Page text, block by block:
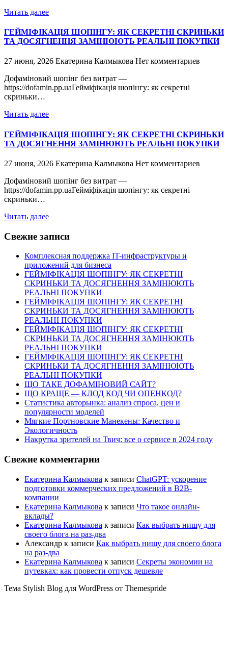
Читать далее
ГЕЙМІФІКАЦІЯ ШОПІНГУ: ЯК СЕКРЕТНІ СКРИНЬКИ
ТА ДОСЯГНЕННЯ ЗАМІНЮЮТЬ РЕАЛЬНІ ПОКУПКИ
27 июня, 2026 Екатерина Калмыкова Нет комментариев
Дофаміновий шопінг без витрат —
https://dofamin.pp.uaГейміфікація шопінгу: як секретні
скриньки…
Читать далее
ГЕЙМІФІКАЦІЯ ШОПІНГУ: ЯК СЕКРЕТНІ СКРИНЬКИ
ТА ДОСЯГНЕННЯ ЗАМІНЮЮТЬ РЕАЛЬНІ ПОКУПКИ
27 июня, 2026 Екатерина Калмыкова Нет комментариев
Дофаміновий шопінг без витрат —
https://dofamin.pp.uaГейміфікація шопінгу: як секретні
скриньки…
Читать далее
Свежие записи
Комплексная поддержка IT-инфраструктуры и
приложений для бизнеса
ГЕЙМІФІКАЦІЯ ШОПІНГУ: ЯК СЕКРЕТНІ
СКРИНЬКИ ТА ДОСЯГНЕННЯ ЗАМІНЮЮТЬ
РЕАЛЬНІ ПОКУПКИ
ГЕЙМІФІКАЦІЯ ШОПІНГУ: ЯК СЕКРЕТНІ
СКРИНЬКИ ТА ДОСЯГНЕННЯ ЗАМІНЮЮТЬ
РЕАЛЬНІ ПОКУПКИ
ГЕЙМІФІКАЦІЯ ШОПІНГУ: ЯК СЕКРЕТНІ
СКРИНЬКИ ТА ДОСЯГНЕННЯ ЗАМІНЮЮТЬ
РЕАЛЬНІ ПОКУПКИ
ГЕЙМІФІКАЦІЯ ШОПІНГУ: ЯК СЕКРЕТНІ
СКРИНЬКИ ТА ДОСЯГНЕННЯ ЗАМІНЮЮТЬ
РЕАЛЬНІ ПОКУПКИ
ЩО ТАКЕ ДОФАМІНОВИЙ САЙТ?
ЩО КРАЩЕ — КЛОД КОД ЧИ ОПЕНКОД?
Статистика авторынка: анализ спроса, цен и
популярности моделей
Мягкие Портновские Манекены: Качество и
Экологичность
Накрутка зрителей на Твич: все о сервисе в 2024 году
Свежие комментарии
Екатерина Калмыкова к записи ChatGPT: ускорение
подготовки коммерческих предложений в B2B-
компании
Екатерина Калмыкова к записи Что такое онлайн-
вклады?
Екатерина Калмыкова к записи Как выбрать нишу для
своего блога на раз-два
Александр к записи Как выбрать нишу для своего блога
на раз-два
Екатерина Калмыкова к записи Секреты экономии на
путевках: как провести отпуск дешевле
Тема Stylish Blog для WordPress от Themespride